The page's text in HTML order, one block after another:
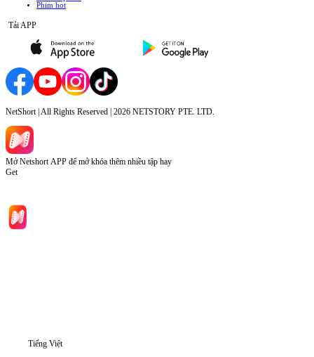
Phim hot
Tải APP
NetShort | All Rights Reserved | 2026 NETSTORY PTE. LTD.
Mở Netshort APP để mở khóa thêm nhiều tập hay
Get
Tiếng Việt